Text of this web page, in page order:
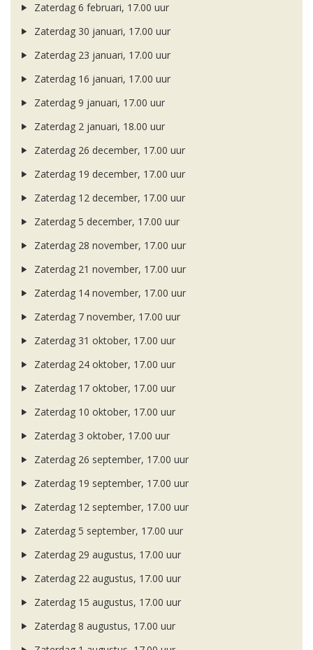
Zaterdag 6 februari, 17.00 uur
Zaterdag 30 januari, 17.00 uur
Zaterdag 23 januari, 17.00 uur
Zaterdag 16 januari, 17.00 uur
Zaterdag 9 januari, 17.00 uur
Zaterdag 2 januari, 18.00 uur
Zaterdag 26 december, 17.00 uur
Zaterdag 19 december, 17.00 uur
Zaterdag 12 december, 17.00 uur
Zaterdag 5 december, 17.00 uur
Zaterdag 28 november, 17.00 uur
Zaterdag 21 november, 17.00 uur
Zaterdag 14 november, 17.00 uur
Zaterdag 7 november, 17.00 uur
Zaterdag 31 oktober, 17.00 uur
Zaterdag 24 oktober, 17.00 uur
Zaterdag 17 oktober, 17.00 uur
Zaterdag 10 oktober, 17.00 uur
Zaterdag 3 oktober, 17.00 uur
Zaterdag 26 september, 17.00 uur
Zaterdag 19 september, 17.00 uur
Zaterdag 12 september, 17.00 uur
Zaterdag 5 september, 17.00 uur
Zaterdag 29 augustus, 17.00 uur
Zaterdag 22 augustus, 17.00 uur
Zaterdag 15 augustus, 17.00 uur
Zaterdag 8 augustus, 17.00 uur